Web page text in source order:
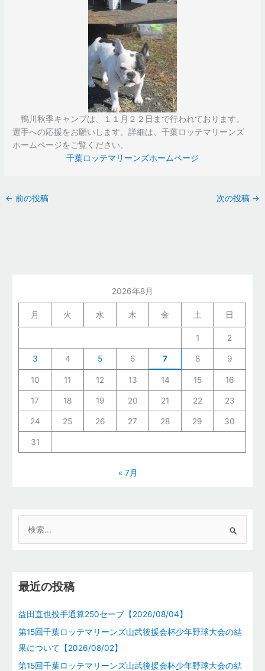
鴨川秋季キャンプは、１１月２２日まで行われております。
選手への応援をお願いします。詳細は、千葉ロッテマリーンズ
ホームページをご覧ください。
千葉ロッテマリーンズホームページ
← 前の投稿 次の投稿 →
2026年8月
月 火 水 木 金 土 日
1 2
3 4 5 6 7 8 9
10 11 12 13 14 15 16
17 18 19 20 21 22 23
24 25 26 27 28 29 30
31
« 7月
象
最近の投稿
益田直也投手通算250セーブ【2026/08/04】
第15回千葉ロッテマリーンズ山武後援会杯少年野球大会の結
果について【2026/08/02】
第15回千葉ロッテマリーンズ山武後援会杯少年野球大会の結